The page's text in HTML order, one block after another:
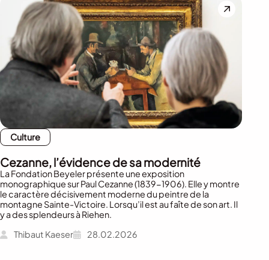
Culture
Cezanne, l’évidence de sa modernité
La Fondation Beyeler présente une exposition
monographique sur Paul Cezanne (1839-1906). Elle y montre
le caractère décisivement moderne du peintre de la
montagne Sainte-Victoire. Lorsqu’il est au faîte de son art. Il
y a des splendeurs à Riehen.
Thibaut Kaeser
28.02.2026